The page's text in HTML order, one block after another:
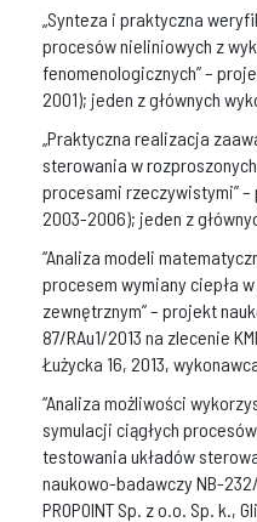
„Synteza i praktyczna
procesów nieliniowych z
fenomenologicznych” –
2001); jeden z głównych
„Praktyczna realizacja
sterowania w
procesami rzeczywistymi” –
2003-2006); jeden z
“Analiza modeli
procesem wymiany ciepła
zewnętrznym” – projekt
87/RAu1/2013 na zlecenie
Łużycka 16, 2013,
“Analiza możliwości
symulacji ciągłych
testowania układów
naukowo-badawczy NB-
PROPOINT Sp. z o.o. Sp. k.,